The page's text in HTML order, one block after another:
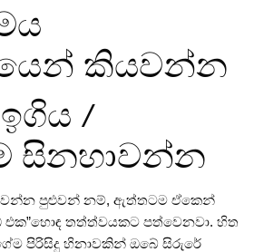
කියවන්න
/
සිනහාවන්න
පුළුවන්‌ නම්‌, ඇත්තටම ඒකෙන්‌
එක”හොඳ තත්ත්වයකට පත්වෙනවා. හිත
පිරිසිදු හිනාවකින්‌ ඔබේ සිරුරේ